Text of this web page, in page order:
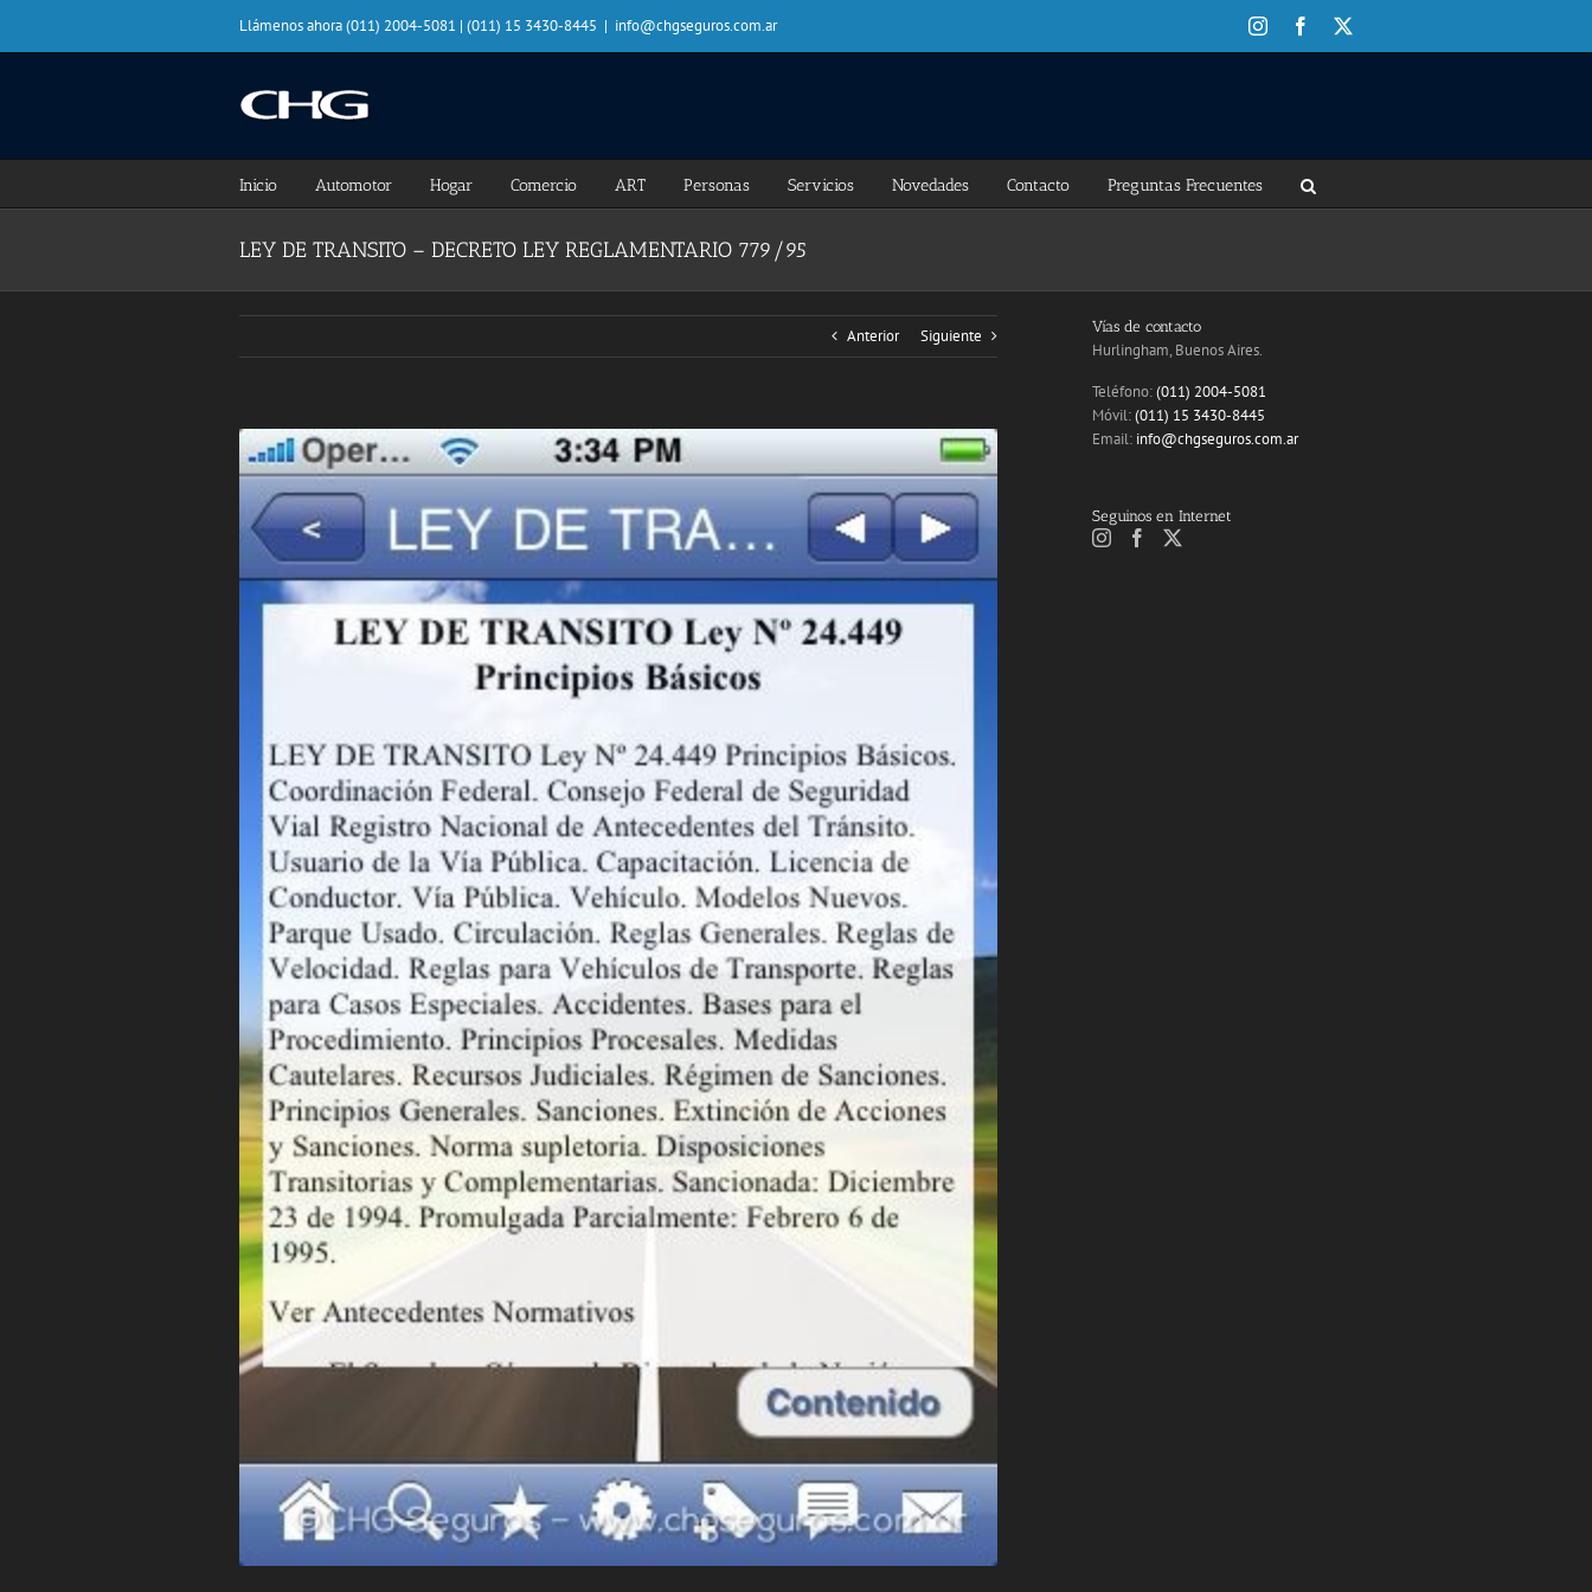
contenido
Llámenos ahora (011) 2004-5081 | (011) 15 3430-8445 | info@chgseguros.com.ar InstagramFacebook
Inicio Automotor Hogar Comercio ART Personas Servicios Novedades Contacto Preguntas Frecuentes
LEY DE TRANSITO – DECRETO LEY REGLAMENTARIO 779/95
Anterior Siguiente Vías de contacto
Hurlingham, Buenos Aires.
Teléfono:(011) 2004-5081
Móvil:(011) 15 3430-8445
Email: info@chgseguros.com.ar
Seguinos en Internet